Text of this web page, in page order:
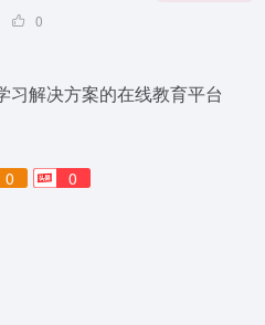
0
习解决方案的在线教育平台
0 0